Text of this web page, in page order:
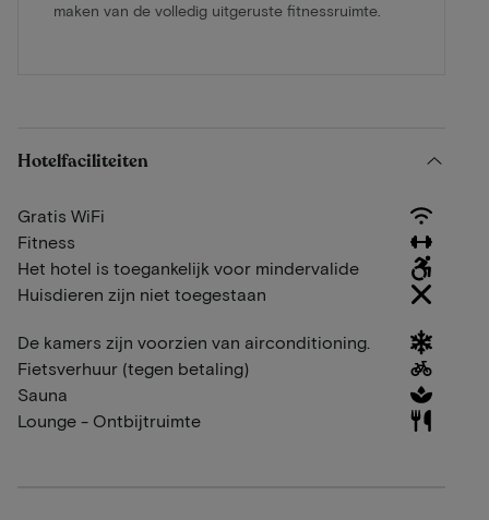
maken van de volledig uitgeruste fitnessruimte.
Hotelfaciliteiten
Gratis WiFi
Fitness
Het hotel is toegankelijk voor mindervalide
Huisdieren zijn niet toegestaan
De kamers zijn voorzien van airconditioning.
Fietsverhuur (tegen betaling)
Sauna
Lounge - Ontbijtruimte